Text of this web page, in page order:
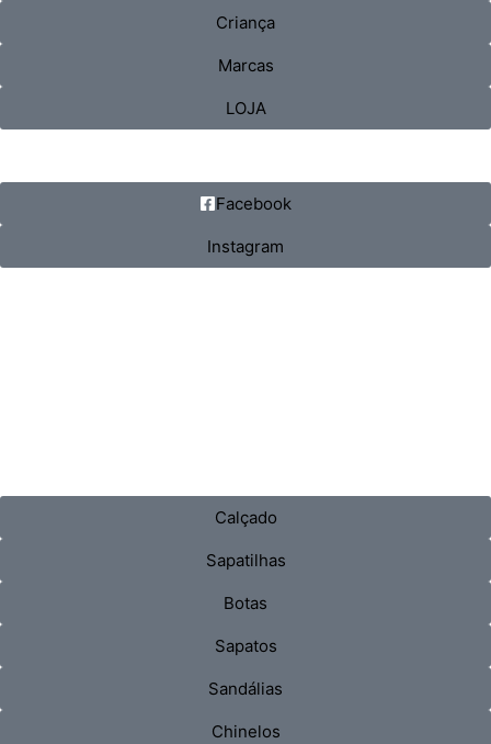
Criança
Marcas
LOJA
Facebook
Instagram
Calçado
Sapatilhas
Botas
Sapatos
Sandálias
Chinelos